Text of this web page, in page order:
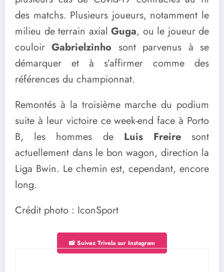
des matchs. Plusieurs joueurs, notamment le
milieu de terrain axial Guga, ou le joueur de
couloirGabrielzinho sont parvenus à se
démarquer et à s’affirmer comme des
références du championnat.
Remontés à la troisième marche du podium
suite à leur victoire ce week-end face à Porto
B, les hommes de Luis Freiresont
actuellement dans le bon wagon, direction la
Liga Bwin. Le chemin est, cependant, encore
long.
Crédit photo : IconSport
📸 Suivez Trivela sur Instagram